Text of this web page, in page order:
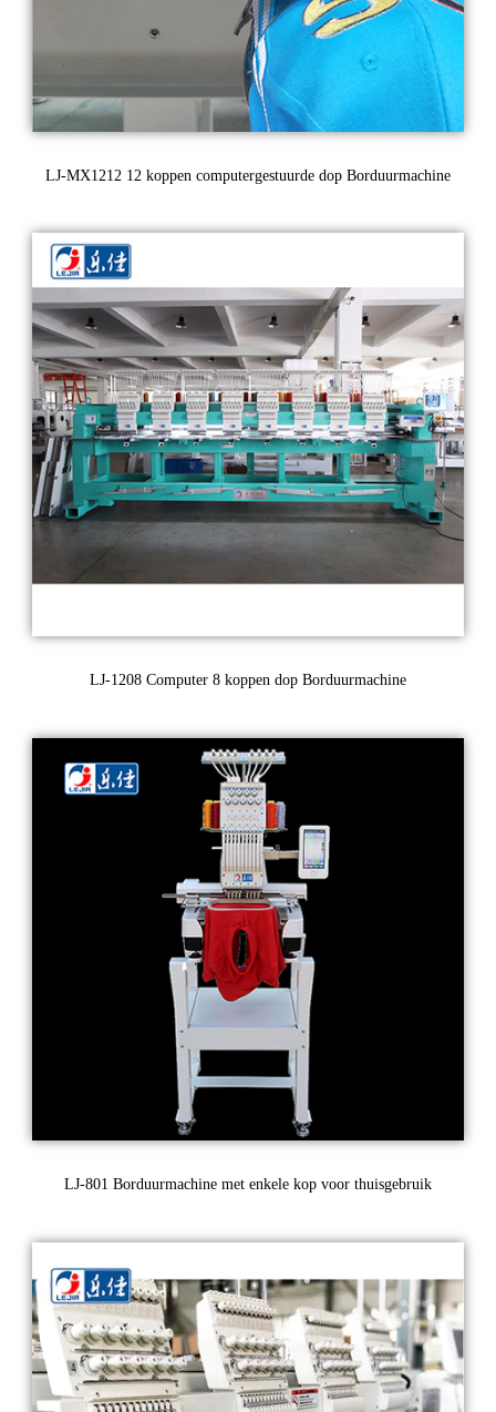
LJ-MX1212 12 koppen computergestuurde dop Borduurmachine
LJ-1208 Computer 8 koppen dop Borduurmachine
LJ-801 Borduurmachine met enkele kop voor thuisgebruik